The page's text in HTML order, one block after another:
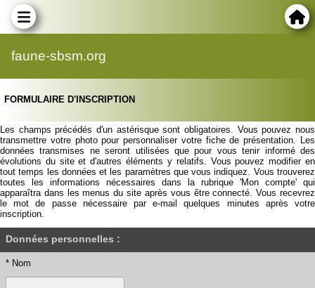
faune-sbsm.org
FORMULAIRE D'INSCRIPTION
Les champs précédés d'un astérisque sont obligatoires. Vous pouvez nous
transmettre votre photo pour personnaliser votre fiche de présentation. Les
données transmises ne seront utilisées que pour vous tenir informé des
évolutions du site et d'autres éléments y relatifs. Vous pouvez modifier en
tout temps les données et les paramètres que vous indiquez. Vous trouverez
toutes les informations nécessaires dans la rubrique 'Mon compte' qui
apparaîtra dans les menus du site après vous être connecté. Vous recevrez
le mot de passe nécessaire par e-mail quelques minutes après votre
inscription.
Données personnelles :
* Nom